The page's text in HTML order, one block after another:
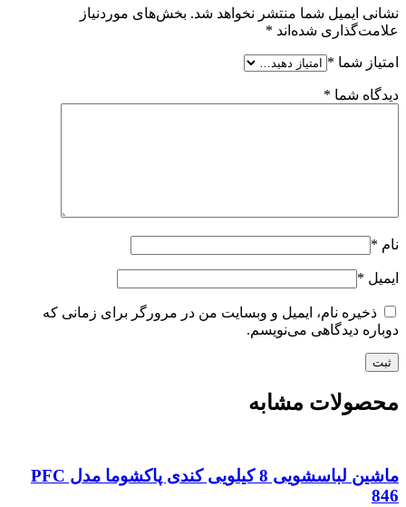
نشانی ایمیل شما منتشر نخواهد شد. بخش‌های موردنیاز
علامت‌گذاری شده‌اند *
امتیاز شما *
دیدگاه شما *
نام *
ایمیل *
ذخیره نام، ایمیل و وبسایت من در مرورگر برای زمانی که
دوباره دیدگاهی می‌نویسم.
محصولات مشابه
ماشین لباسشویی 8 کیلویی کندی پاکشوما مدل PFC
846